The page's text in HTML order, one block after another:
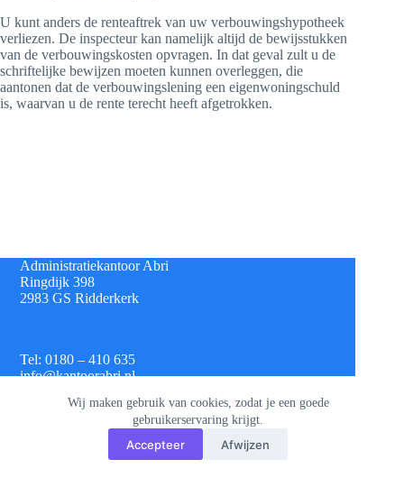
Wij maken gebruik van cookies, zodat je een goede
gebruikerservaring krijgt.
Accepteer Afwijzen
U kunt anders de renteaftrek van uw verbouwingshypotheek
verliezen. De inspecteur kan namelijk altijd de bewijsstukken
van de verbouwingskosten opvragen. In dat geval zult u de
schriftelijke bewijzen moeten kunnen overleggen, die
aantonen dat de verbouwingslening een eigenwoningschuld
is, waarvan u de rente terecht heeft afgetrokken.
Administratiekantoor Abri
Ringdijk 398
2983 GS Ridderkerk
Tel: 0180 – 410 635
info@kantoorabri.nl
IBAN: NL 08 INGB 0693 4313 42